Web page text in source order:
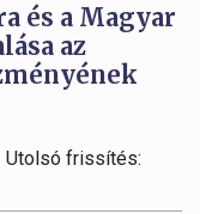
és a Magyar
az
Utolsó frissítés: